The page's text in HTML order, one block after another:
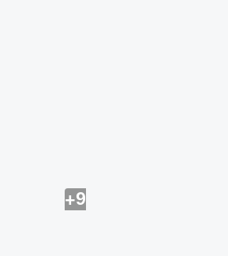
+9